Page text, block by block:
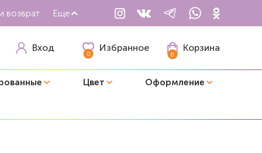
возврат Еще
Вход
0
Избранное
0
Корзина
Цвет Оформление